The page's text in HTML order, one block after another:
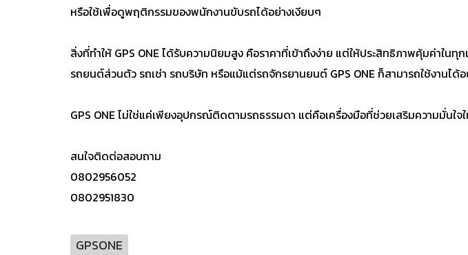
หรือใช้เพื่อดูพฤติกรรมของพนักงานขับรถได้อย่างเงียบๆ
สิ่งที่ทำให้ GPS ONE ได้รับความนิยมสูง คือราคาที่เข้าถึงง่าย แต่ให้ประสิทธิภาพคุ้มค่าใน
รถยนต์ส่วนตัว รถเช่า รถบริษัท หรือแม้แต่รถจักรยานยนต์ GPS ONE ก็สามารถใช้งานได้
GPS ONE ไม่ใช่แค่เพียงอุปกรณ์ติดตามรถธรรมดา แต่คือเครื่องมือที่ช่วยเสริมความมั่น
สนใจติดต่อสอบถาม
0802956052
0802951830
GPSONE